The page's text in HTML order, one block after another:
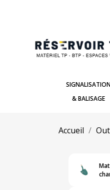
& BALISAGE
Accueil